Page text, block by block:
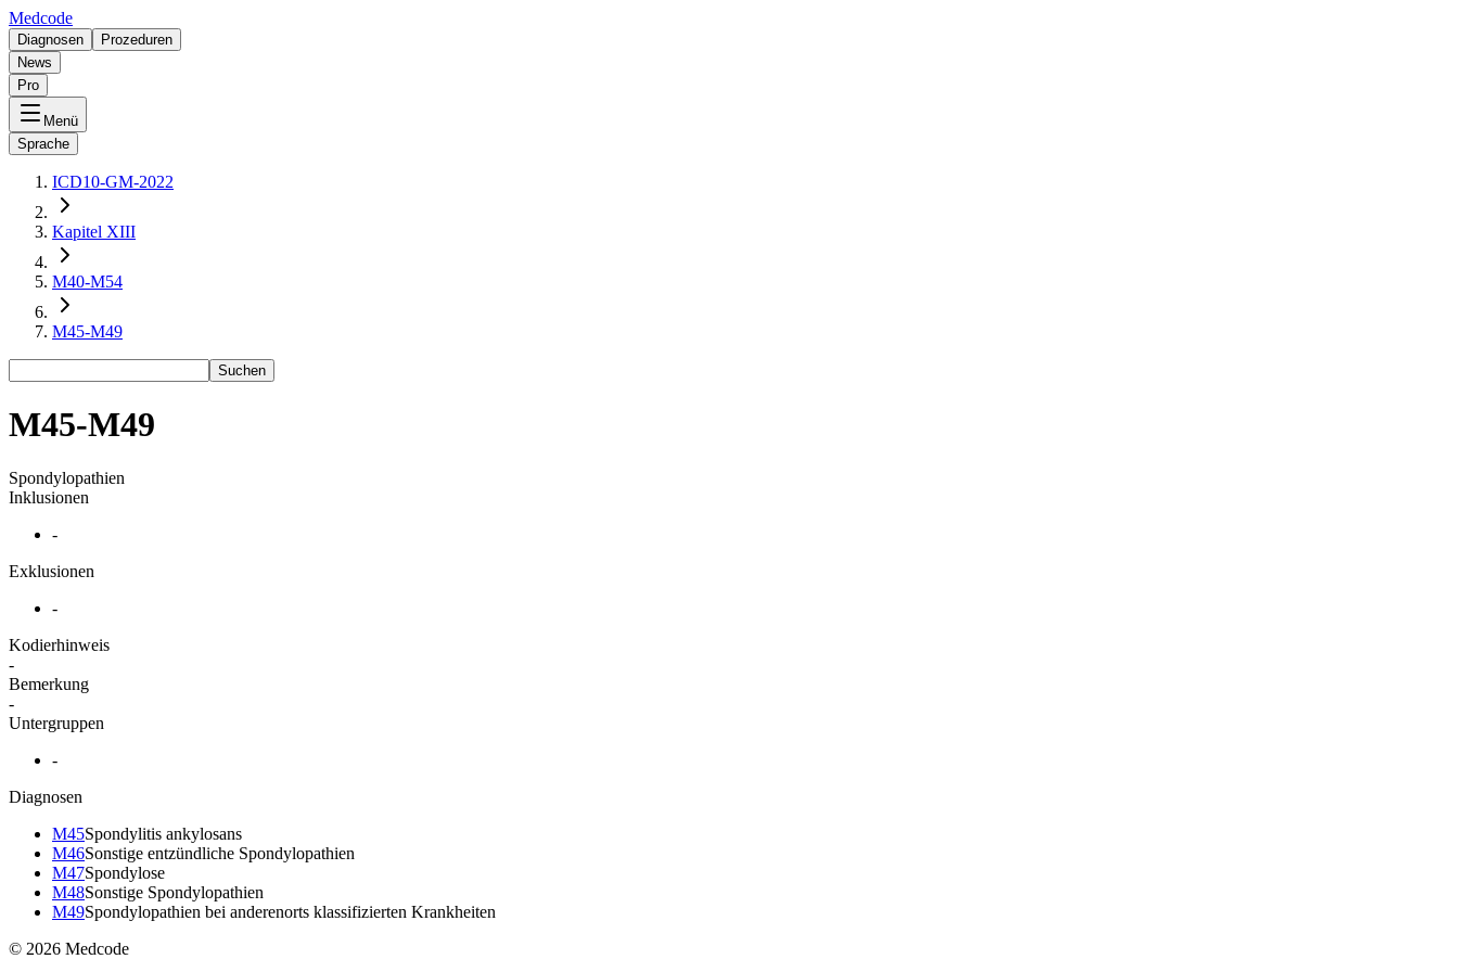
Medcode
Diagnosen
Prozeduren
News
Pro
Menü
Sprache
ICD10-GM-2022
Kapitel XIII
M40-M54
M45-M49
Suchen
M45-M49
Spondylopathien
Inklusionen
-
Exklusionen
-
Kodierhinweis
-
Bemerkung
-
Untergruppen
-
Diagnosen
M45Spondylitis ankylosans
M46Sonstige entzündliche Spondylopathien
M47Spondylose
M48Sonstige Spondylopathien
M49Spondylopathien bei anderenorts klassifizierten Krankheiten
© 2026 Medcode